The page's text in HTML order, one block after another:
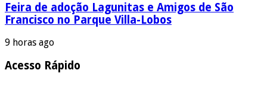
Feira de adoção Lagunitas e Amigos de São
Francisco no Parque Villa-Lobos
9 horas ago
Acesso Rápido